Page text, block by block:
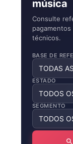
música
Consulte
técnicos.
BASE DE
ESTADO
SEGMENTO